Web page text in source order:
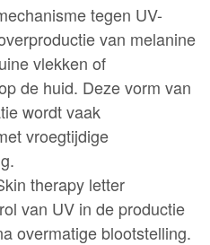
tegen UV-
van melanine
vlekken of
de huid. Deze vorm van
wordt vaak
vroegtijdige
therapy letter
van UV in de productie
overmatige blootstelling.